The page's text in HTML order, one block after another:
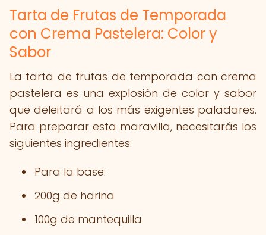
Tarta de Frutas de Temporada
con Crema Pastelera: Color y
Sabor
La tarta de frutas de temporada con crema
pastelera es una explosión de color y sabor
que deleitará a los más exigentes paladares.
Para preparar esta maravilla, necesitarás los
siguientes ingredientes:
Para la base:
200g de harina
100g de mantequilla